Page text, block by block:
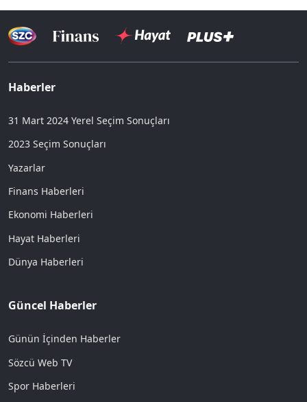
Haberler
31 Mart 2024 Yerel Seçim Sonuçları
2023 Seçim Sonuçları
Yazarlar
Finans Haberleri
Ekonomi Haberleri
Hayat Haberleri
Dünya Haberleri
Güncel Haberler
Günün İçinden Haberler
Sözcü Web TV
Spor Haberleri